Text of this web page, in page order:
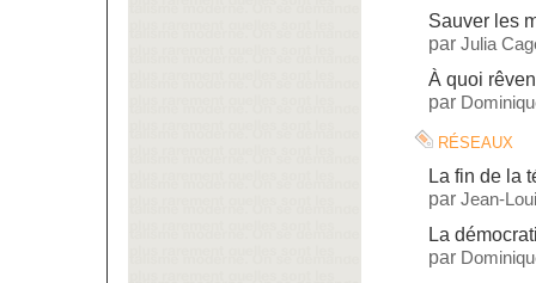
Sauver les
par Julia
À quoi
par
réseaux
La fin de la
par Jean-
La
par